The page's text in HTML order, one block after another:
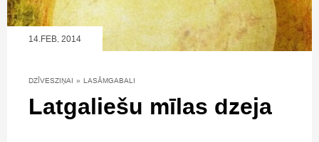
14.FEB, 2014
DZĪVESZIŅAI » LASĀMGABALI
Latgaliešu mīlas dzeja